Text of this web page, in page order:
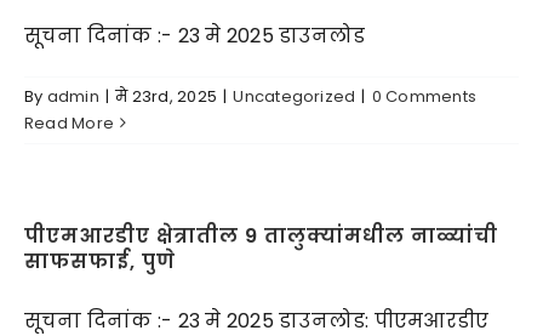
सूचना दिनांक :- 23 मे 2025 डाउनलोड
By admin | मे 23rd, 2025 | Uncategorized | 0 Comments
Read More
पीएमआरडीए क्षेत्रातील 9 तालुक्यांमधील नाळ्यांची
साफसफाई, पुणे
सूचना दिनांक :- 23 मे 2025 डाउनलोड: पीएमआरडीए